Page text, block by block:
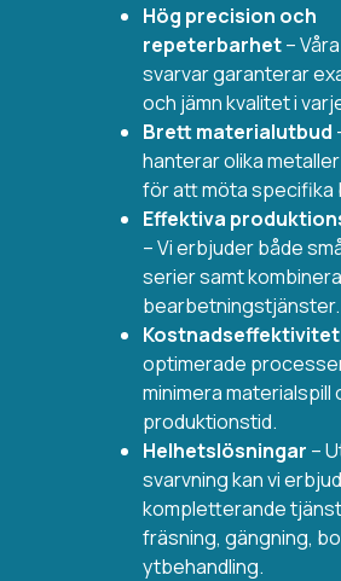
Hög precision och
repeterbarhet–
svarvar garanterar
och jämn kvalitet i
Brett materialutbud
hanterar olika
för att möta specifika
Effektiva
– Vi erbjuder både
serier samt
bearbetningstjänster.
Kostnadseffektivitet
optimerade
minimera materialspill
produktionstid.
Helhetslösningar –
svarvning kan vi
kompletterande
fräsning, gängning,
ytbehandling.